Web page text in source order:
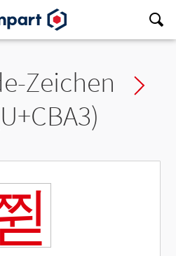
Zeichen